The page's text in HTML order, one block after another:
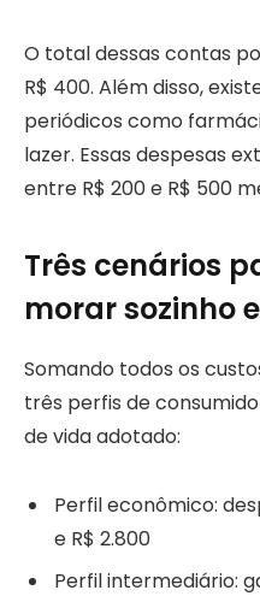
O total dessas contas
R$ 400. Além disso,
periódicos como
lazer. Essas despesas
entre R$ 200 e R$ 500
Três cenários
morar sozinho
Somando todos os
três perfis de
de vida adotado:
Perfil econômico:
e R$ 2.800
Perfil intermediário: